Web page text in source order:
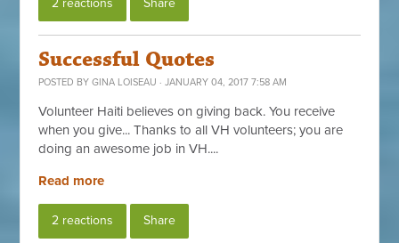
Successful Quotes
POSTED BYGINA LOISEAU · JANUARY 04, 2017 7:58 AM
Volunteer Haiti believes on giving back. You receive
when you give... Thanks to all VH volunteers; you are
doing an awesome job in VH....
Read more
2 reactions Share